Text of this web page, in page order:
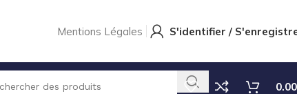
Mentions Légales S'identifier /
0.00